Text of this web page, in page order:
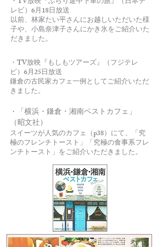
レビ）6月18日放送
以前、林家たい平さんにお越しいただいた様
子や、小島奈津子さんにかき氷をご紹介いた
だきました。
・TV放映『もしもツアーズ』（フジテレ
ビ）6月25日放送
鎌倉の古民家カフェ一例としてご紹介いただ
きました。
・ 「横浜・鎌倉・湘南ベストカフェ」
（昭文社）
スイーツが人気のカフェ（p38）にて、「究
極のフレンチトースト」「究極の食事系フレ
ンチトースト」をご紹介いただきました。